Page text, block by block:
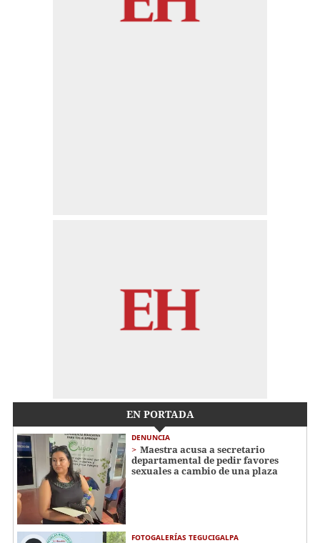
EN PORTADA
DENUNCIA
Maestra acusa a secretario
departamental de pedir favores
sexuales a cambio de una plaza
FOTOGALERÍAS TEGUCIGALPA